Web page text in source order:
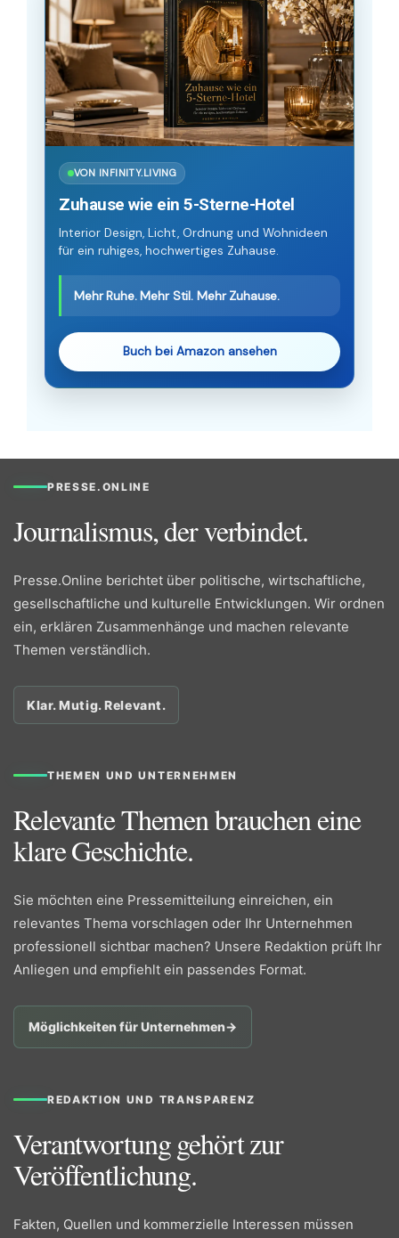
VON INFINITY.LIVING
Zuhause wie ein 5-Sterne-Hotel
Interior Design, Licht, Ordnung und Wohnideen
für ein ruhiges, hochwertiges Zuhause.
Mehr Ruhe. Mehr Stil. Mehr Zuhause.
Buch bei Amazon ansehen
PRESSE.ONLINE
Journalismus, der verbindet.
Presse.Online berichtet über politische, wirtschaftliche,
gesellschaftliche und kulturelle Entwicklungen. Wir ordnen
ein, erklären Zusammenhänge und machen relevante
Themen verständlich.
Klar. Mutig. Relevant.
THEMEN UND UNTERNEHMEN
Relevante Themen brauchen eine
klare Geschichte.
Sie möchten eine Pressemitteilung einreichen, ein
relevantes Thema vorschlagen oder Ihr Unternehmen
professionell sichtbar machen? Unsere Redaktion prüft Ihr
Anliegen und empfiehlt ein passendes Format.
Möglichkeiten für Unternehmen→
REDAKTION UND TRANSPARENZ
Verantwortung gehört zur
Veröffentlichung.
Fakten, Quellen und kommerzielle Interessen müssen